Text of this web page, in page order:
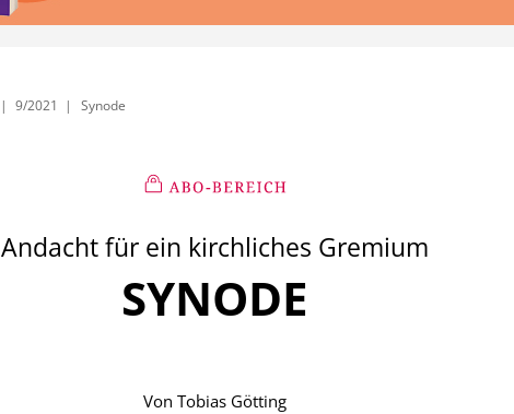
9/2021 Synode
Andacht für ein kirchliches Gremium
:
SYNODE
Von Tobias Götting